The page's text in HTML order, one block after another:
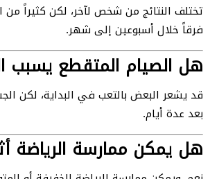
تختلف النتائج من شخص لآخر، لكن كثيراً
فرقاً خلال أسبوعين إلى شهر.
هل الصيام المتقطع يسبب
قد يشعر البعض بالتعب في البداية، لكن
بعد عدة أيام.
هل يمكن ممارسة الرياضة